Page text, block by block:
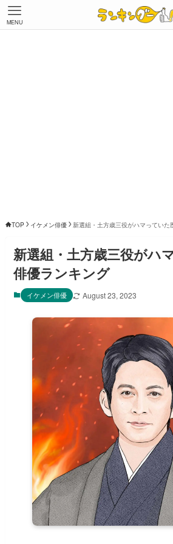
MENU
TOP イケメン俳優 新選組・土方歳三役がハマっていた
新選組・土方歳三役がハ
俳優ランキング
イケメン俳優 August 23, 2023